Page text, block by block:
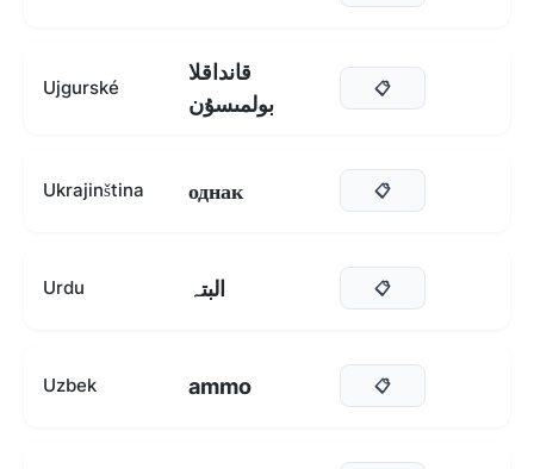
Ujgurské
قانداقلا
بولمىسۇن
📋
Ukrajinština однак 📋
Urdu البتہ 📋
Uzbek ammo 📋